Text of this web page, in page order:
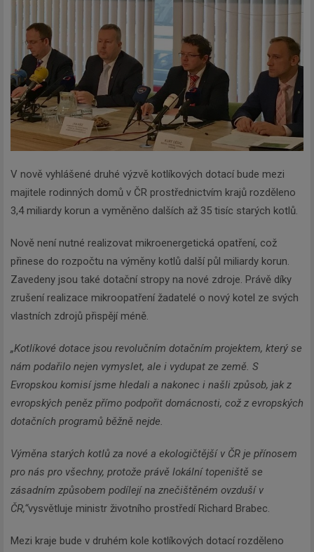
V nově vyhlášené druhé výzvě kotlíkových dotací bude mezi
majitele rodinných domů v ČR prostřednictvím krajů rozděleno
3,4 miliardy korun a vyměněno dalších až 35 tisíc starých kotlů.
Nově není nutné realizovat mikroenergetická opatření, což
přinese do rozpočtu na výměny kotlů další půl miliardy korun.
Zavedeny jsou také dotační stropy na nové zdroje. Právě díky
zrušení realizace mikroopatření žadatelé o nový kotel ze svých
vlastních zdrojů přispějí méně.
„Kotlíkové dotace jsou revolučním dotačním projektem, který se
nám podařilo nejen vymyslet, ale i vydupat ze země. S
Evropskou komisí jsme hledali a nakonec i našli způsob, jak z
evropských peněz přímo podpořit domácnosti, což z evropských
dotačních programů běžně nejde.
Výměna starých kotlů za nové a ekologičtější v ČR je přínosem
pro nás pro všechny, protože právě lokální topeniště se
zásadním způsobem podílejí na znečištěném ovzduší v
ČR,“vysvětluje ministr životního prostředí Richard Brabec.
Mezi kraje bude v druhém kole kotlíkových dotací rozděleno